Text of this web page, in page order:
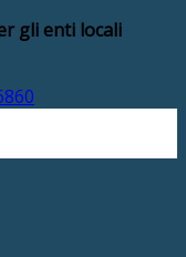
gli enti locali